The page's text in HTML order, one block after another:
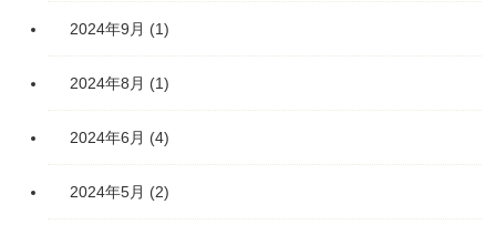
2024年9月 (1)
2024年8月 (1)
2024年6月 (4)
2024年5月 (2)